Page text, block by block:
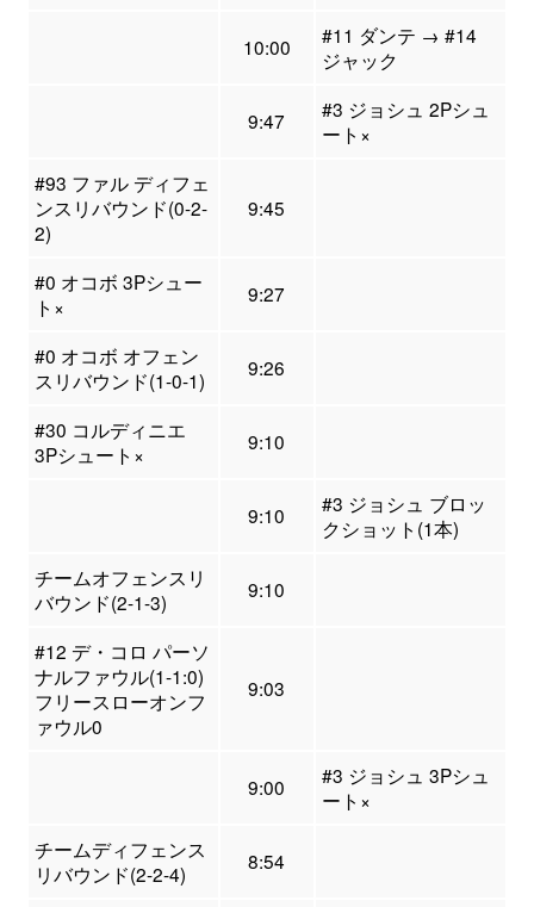
10:00
#11 ダンテ → #14
ジャック
9:47
#3 ジョシュ 2Pシュ
ート×
#93 ファル ディフェ
ンスリバウンド(0-2-
2)
9:45
#0 オコボ 3Pシュー
ト×
9:27
#0 オコボ オフェン
スリバウンド(1-0-1)
9:26
#30 コルディニエ
3Pシュート×
9:10
9:10
#3 ジョシュ ブロッ
クショット(1本)
チームオフェンスリ
バウンド(2-1-3)
9:10
#12 デ・コロ パーソ
ナルファウル(1-1:0)
フリースローオンフ
ァウル0
9:03
9:00
#3 ジョシュ 3Pシュ
ート×
チームディフェンス
リバウンド(2-2-4)
8:54